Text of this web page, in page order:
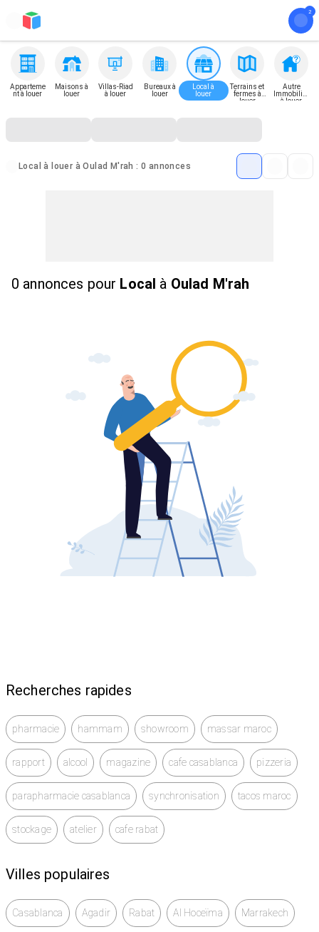
Apparteme
nt à louer
Maisons à
louer
Villas-Riad
à louer
Bureaux à
louer
Local à
louer
Terrains et
fermes à
louer
Autre
Immobilier
à louer
Local à louer à Oulad M'rah : 0 annonces
0 annonces pour Local à Oulad M'rah
Recherches rapides
pharmacie hammam showroom massar maroc
rapport alcool magazine cafe casablanca pizzeria
parapharmacie casablanca synchronisation tacos maroc
stockage atelier cafe rabat
Villes populaires
Casablanca Agadir Rabat Al Hoceïma Marrakech